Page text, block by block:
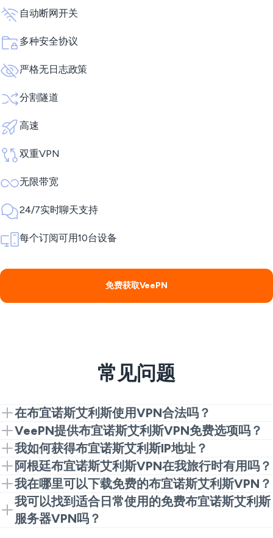
自动断网开关
多种安全协议
严格无日志政策
分割隧道
高速
双重VPN
无限带宽
24/7实时聊天支持
每个订阅可用10台设备
免费获取VeePN
常见问题
在布宜诺斯艾利斯使用VPN合法吗？
是的。在布宜诺斯艾利斯使用VPN是合法的，适用于正
常的隐私和安全需求。只需负责任地使用，并遵循阿根
廷的当地法律。
VeePN提供布宜诺斯艾利斯VPN免费选项吗？
是的。如果您想要布宜诺斯艾利斯VPN的免费访问，
VeePN浏览器扩展是一个简单的起点。如果您想要更多
功能和更好的速度，可以稍后切换到完整应用程序。
我如何获得布宜诺斯艾利斯IP地址？
安装VeePN，打开应用程序或扩展，连接到布宜诺斯艾
利斯服务器。一旦连接，网站将看到布宜诺斯艾利斯位
置，而不是您的真实IP。
阿根廷布宜诺斯艾利斯VPN在我旅行时有用吗？
是的，当您希望在国外访问本地网站、服务或账户时，
阿根廷布宜诺斯艾利斯VPN可能会很有用。它还可以在
公共Wi-Fi上增加隐私。
我在哪里可以下载免费的布宜诺斯艾利斯VPN？
如果您需要免费的布宜诺斯艾利斯VPN下载以进行简单
的日常浏览，可以从VeePN浏览器扩展开始。安装快速
且易于使用。
我可以找到适合日常使用的免费布宜诺斯艾利斯
服务器VPN吗？